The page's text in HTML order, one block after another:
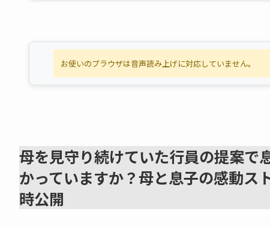
お使いのブラウザは音声読み上げに対応していません。
母を見守り続けていた行員の提案
かっていますか？母と息子の感動ス
時公開